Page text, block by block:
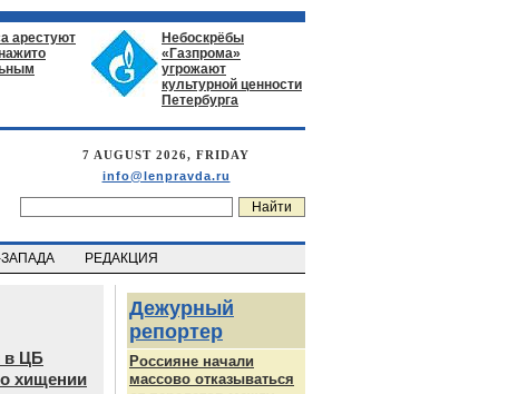
арестуют
Небоскрёбы
«Газпрома»
угрожают
культурной ценности
Петербурга
7 AUGUST 2026, FRIDAY
info@lenpravda.ru
РЕДАКЦИЯ
в ЦБ
хищении
Дежурный
репортер
Россияне начали
массово отказываться